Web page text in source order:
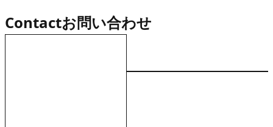
Contactお問い合わせ